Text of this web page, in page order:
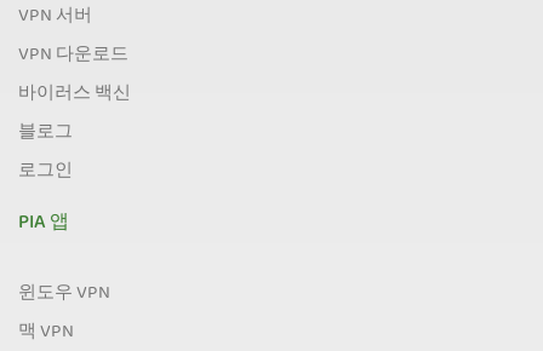
VPN 서버
VPN 다운로드
바이러스 백신
블로그
로그인
PIA 앱
윈도우 VPN
맥 VPN